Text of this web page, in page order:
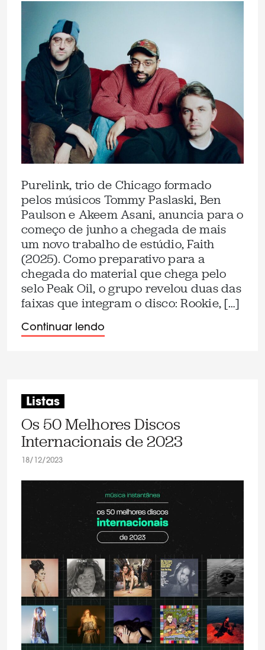
Purelink, trio de Chicago formado
pelos músicos Tommy Paslaski, Ben
Paulson e Akeem Asani, anuncia para o
começo de junho a chegada de mais
um novo trabalho de estúdio, Faith
(2025). Como preparativo para a
chegada do material que chega pelo
selo Peak Oil, o grupo revelou duas das
faixas que integram o disco: Rookie, […]
Continuar lendo
Listas
Os 50 Melhores Discos
Internacionais de 2023
18/12/2023